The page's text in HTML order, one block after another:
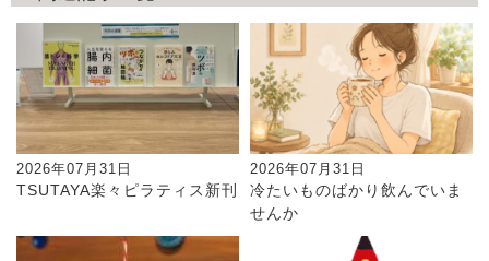
2026年07月31日
TSUTAYA楽々ピラティス新刊
2026年07月31日
冷たいものばかり飲んでいま
せんか